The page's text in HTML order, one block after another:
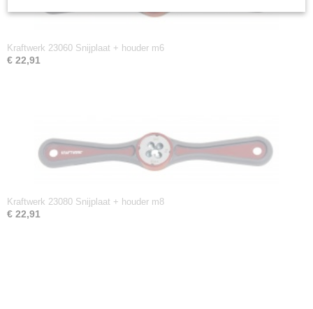
Kraftwerk 23060 Snijplaat + houder m6
€ 22,91
Kraftwerk 23080 Snijplaat + houder m8
€ 22,91